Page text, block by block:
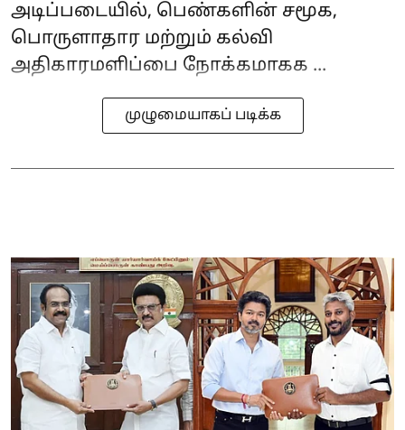
அடிப்படையில், பெண்களின் சமூக,
பொருளாதார மற்றும் கல்வி
அதிகாரமளிப்பை நோக்கமாகக ...
முழுமையாகப் படிக்க